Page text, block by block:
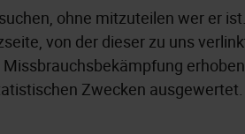
ohne mitzuteilen wer er
von der dieser zu uns
Zwecken ausgewertet.